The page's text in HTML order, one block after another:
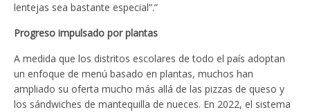
lentejas sea bastante especial”.”
Progreso impulsado por plantas
A medida que los distritos escolares de todo el país adoptan
un enfoque de menú basado en plantas, muchos han
ampliado su oferta mucho más allá de las pizzas de queso y
los sándwiches de mantequilla de nueces. En 2022, el sistema